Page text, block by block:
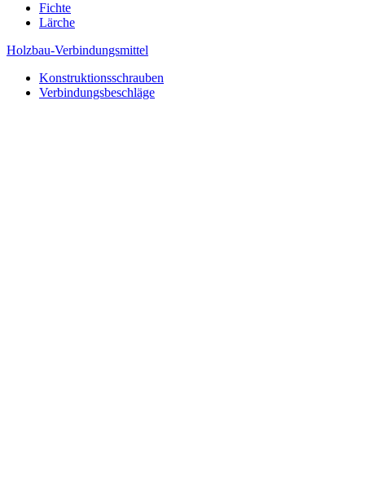
Fichte
Lärche
Holzbau-Verbindungsmittel
Konstruktionsschrauben
Verbindungsbeschläge